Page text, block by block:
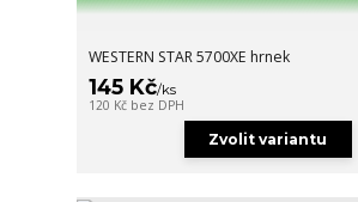
WESTERN STAR 5700XE hrnek
145 Kč/ks
120 Kč bez DPH
Zvolit variantu